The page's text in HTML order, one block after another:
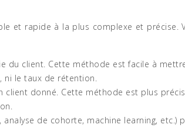
et rapide à la plus complexe et
du client. Cette méthode est facile à
ni le taux de rétention.
donné. Cette méthode est plus
de cohorte, machine learning, etc.)